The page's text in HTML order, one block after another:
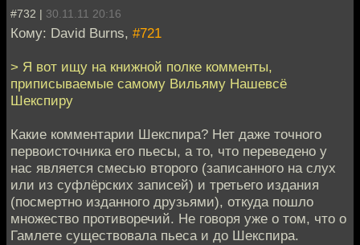
#732 | 30.11.11 20:16
Кому: David Burns, #721
> Я вот ищу на книжной полке комменты,
приписываемые самому Вильяму Нашевсё
Шекспиру
Какие комментарии Шекспира? Нет даже точного
первоисточника его пьесы, а то, что переведено у
нас является смесью второго (записанного на слух
или из суфлёрских записей) и третьего издания
(посмертно изданного друзьями), откуда пошло
множество противоречий. Не говоря уже о том, что о
Гамлете существовала пьеса и до Шекспира.